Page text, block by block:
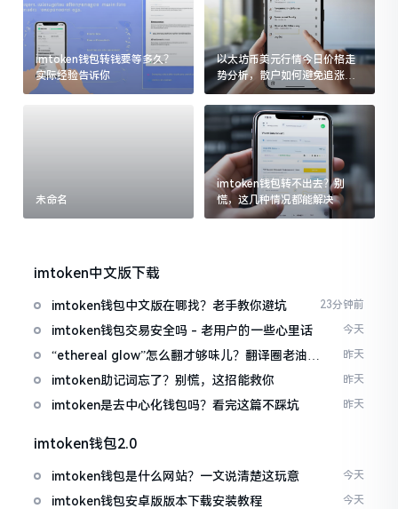
imtoken钱包转钱要等多久？
实际经验告诉你
以太坊币美元行情今日价格走
势分析，散户如何避免追涨杀
跌被套牢
未命名
imtoken钱包转不出去？别
慌，这几种情况都能解决
imtoken中文版下载
imtoken钱包中文版在哪找？老手教你避坑 23分钟前
imtoken钱包交易安全吗 - 老用户的一些心里话 今天
“ethereal glow”怎么翻才够味儿？翻译圈老油条
的私房话
昨天
imtoken助记词忘了？别慌，这招能救你 昨天
imtoken是去中心化钱包吗？看完这篇不踩坑 昨天
imtoken钱包2.0
imtoken钱包是什么网站？一文说清楚这玩意 今天
imtoken钱包安卓版版本下载安装教程 今天